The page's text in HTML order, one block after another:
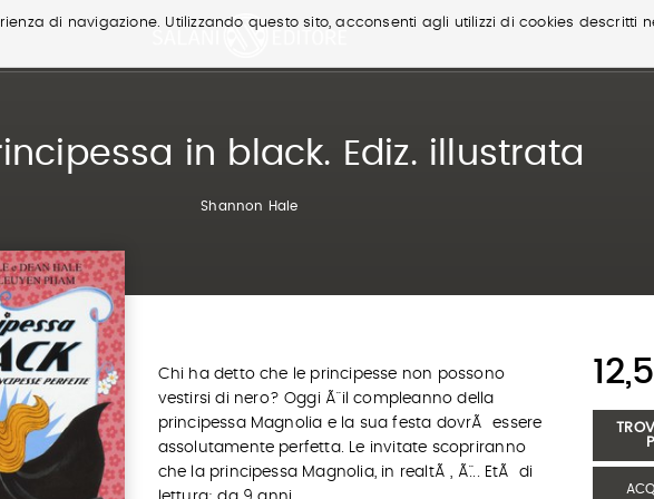
di navigazione. Utilizzando questo sito, acconsenti agli utilizzi di cookies descritti
in black. Ediz. illustrata
Shannon Hale
Chi ha detto che le principesse non possono
vestirsi di nero? Oggi Ã¨ il compleanno della
principessa Magnolia e la sua festa dovrÃ essere
assolutamente perfetta. Le invitate scopriranno
che la principessa Magnolia, in realtÃ , Ã¨... EtÃ di